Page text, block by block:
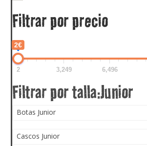
Filtrar por precio
2€
2 3,249 6,496
Botas Junior
Cascos Junior